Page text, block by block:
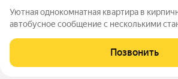
Уютная однокомнатная квартира в
автобусное сообщение с несколькими
инфраструктурой - рядом находятся
медицинские учреждения и
Позвонить